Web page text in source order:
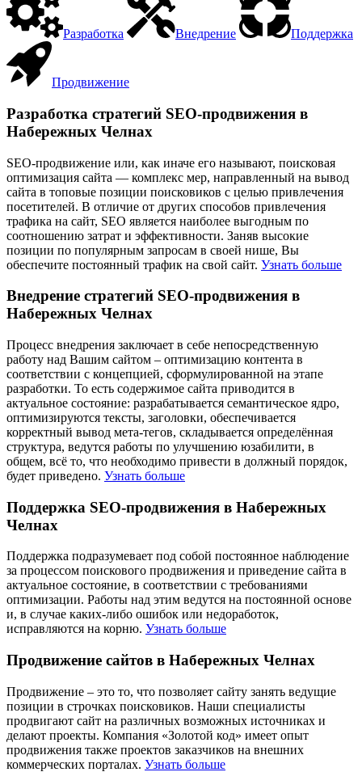
Разработка Внедрение Поддержка
Продвижение
Разработка стратегий SEO-продвижения в
Набережных Челнах
SEO-продвижение или, как иначе его называют, поисковая
оптимизация сайта — комплекс мер, направленный на вывод
сайта в топовые позиции поисковиков с целью привлечения
посетителей. В отличие от других способов привлечения
трафика на сайт, SEO является наиболее выгодным по
соотношению затрат и эффективности. Заняв высокие
позиции по популярным запросам в своей нише, Вы
обеспечите постоянный трафик на свой сайт. Узнать больше
Внедрение стратегий SEO-продвижения в
Набережных Челнах
Процесс внедрения заключает в себе непосредственную
работу над Вашим сайтом – оптимизацию контента в
соответствии с концепцией, сформулированной на этапе
разработки. То есть содержимое сайта приводится в
актуальное состояние: разрабатывается семантическое ядро,
оптимизируются тексты, заголовки, обеспечивается
корректный вывод мета-тегов, складывается определённая
структура, ведутся работы по улучшению юзабилити, в
общем, всё то, что необходимо привести в должный порядок,
будет приведено. Узнать больше
Поддержка SEO-продвижения в Набережных
Челнах
Поддержка подразумевает под собой постоянное наблюдение
за процессом поискового продвижения и приведение сайта в
актуальное состояние, в соответствии с требованиями
оптимизации. Работы над этим ведутся на постоянной основе
и, в случае каких-либо ошибок или недоработок,
исправляются на корню. Узнать больше
Продвижение сайтов в Набережных Челнах
Продвижение – это то, что позволяет сайту занять ведущие
позиции в строчках поисковиков. Наши специалисты
продвигают сайт на различных возможных источниках и
делают проекты. Компания «Золотой код» имеет опыт
продвижения также проектов заказчиков на внешних
коммерческих порталах. Узнать больше